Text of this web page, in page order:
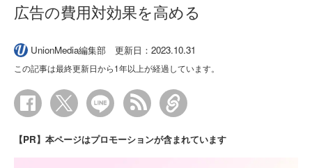
広告の費用対効果を高める
UnionMedia編集部 更新日：2023.10.31
この記事は最終更新日から1年以上が経過しています。
【PR】本ページはプロモーションが含まれています